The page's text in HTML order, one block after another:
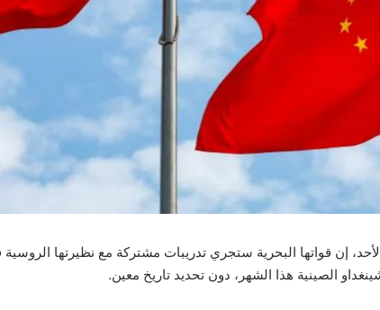
إن قواتها البحرية ستجري تدريبات مشتركة مع نظيرتها
الصينية هذا الشهر، دون تحديد تاريخ معين.